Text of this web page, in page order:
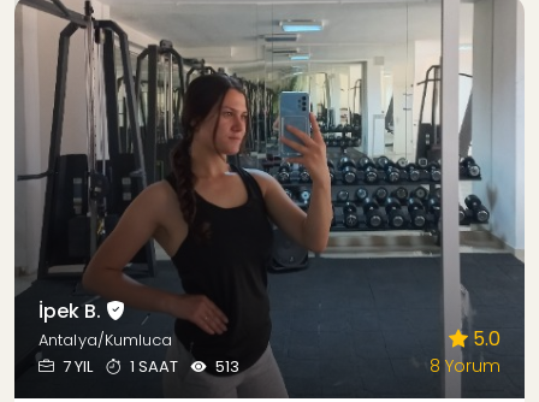
İpek B.
Antalya/Kumluca
7 YIL
1 SAAT 513
5.0
8 Yorum